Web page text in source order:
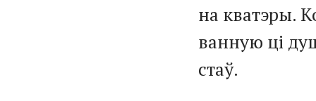
на кватэры.
ванную ці
стаў.